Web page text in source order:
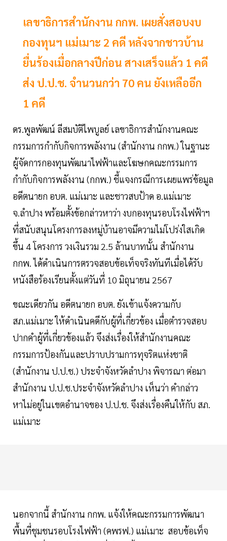
เลขาธิการสำนักงาน กกพ. เผยสั่งสอบงบ
กองทุนฯ แม่เมาะ 2 คดี หลังจากชาวบ้าน
ยื่นร้องเมื่อกลางปีก่อน สางเสร็จแล้ว 1 คดี
ส่ง ป.ป.ช. จำนวนกว่า 70 คน ยังเหลืออีก
1 คดี
ดร.พูลพัฒน์ ลีสมบัติไพบูลย์ เลขาธิการสำนักงานคณะ
กรรมการกำกับกิจการพลังงาน (สำนักงาน กกพ.) ในฐานะ
ผู้จัดการกองทุนพัฒนาไฟฟ้าและโฆษกคณะกรรมการ
กำกับกิจการพลังงาน (กกพ.) ชี้แจงกรณีการเผยแพร่ข้อมูล
อดีตนายก อบต. แม่เมาะ และชาวสบป้าด อ.แม่เมาะ
จ.ลำปาง พร้อมตั้งข้อกล่าวหาว่า งบกองทุนรอบโรงไฟฟ้าฯ
ที่สนับสนุนโครงการลงหมู่บ้านอาจมีความไม่โปร่งใสเกิด
ขึ้น 4 โครงการ วงเงินรวม 2.5 ล้านบาทนั้น สำนักงาน
กกพ. ได้ดำเนินการตรวจสอบข้อเท็จจริงทันทีเมื่อได้รับ
หนังสือร้องเรียนตั้งแต่วันที่ 10 มิถุนายน 2567
ขณะเดียวกัน อดีตนายก อบต. ยังเข้าแจ้งความกับ
สภ.แม่เมาะ ให้ดำเนินคดีกับผู้ที่เกี่ยวข้อง เมื่อตำรวจสอบ
ปากคำผู้ที่เกี่ยวข้องแล้ว จึงส่งเรื่องให้สำนักงานคณะ
กรรมการป้องกันและปราบปรามการทุจริตแห่งชาติ
(สำนักงาน ป.ป.ช.) ประจำจังหวัดลำปาง พิจารณา ต่อมา
สำนักงาน ป.ป.ช.ประจำจังหวัดลำปาง เห็นว่า คำกล่าว
หาไม่อยู่ในเขตอำนาจของ ป.ป.ช. จึงส่งเรื่องคืนให้กับ สภ.
แม่เมาะ
นอกจากนี้ สำนักงาน กกพ. แจ้งให้คณะกรรมการพัฒนา
พื้นที่ชุมชนรอบโรงไฟฟ้า (คพรฟ.) แม่เมาะ สอบข้อเท็จ